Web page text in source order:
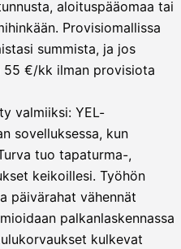
aloituspääomaa tai
Provisiomallissa
summista, ja jos
55 €/kk ilman provisiota
valmiiksi: YEL-
sovelluksessa, kun
tuo tapaturma-,
keikoillesi. Työhön
päivärahat vähennät
palkanlaskennassa
kulkevat